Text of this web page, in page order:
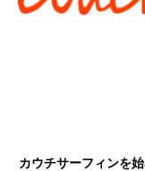
カウチサーフィンを